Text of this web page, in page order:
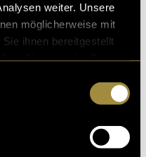
weiter. Unsere
möglicherweise mit
ihnen bereitgestellt